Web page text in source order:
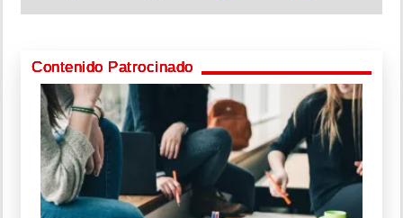
Contenido Patrocinado